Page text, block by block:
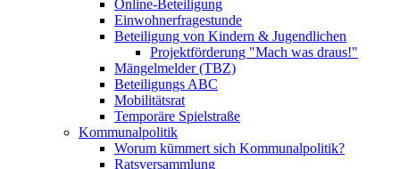
Online-Beteiligung
Einwohnerfragestunde
Beteiligung von Kindern & Jugendlichen
Projektförderung "Mach was draus!"
Mängelmelder (TBZ)
Beteiligungs ABC
Mobilitätsrat
Temporäre Spielstraße
Kommunalpolitik
Worum kümmert sich Kommunalpolitik?
Ratsversammlung